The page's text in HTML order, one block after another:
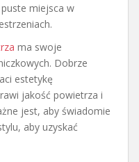
miejsca w
ma swoje
Dobrze
estetykę
jakość powietrza i
jest, aby świadomie
aby uzyskać